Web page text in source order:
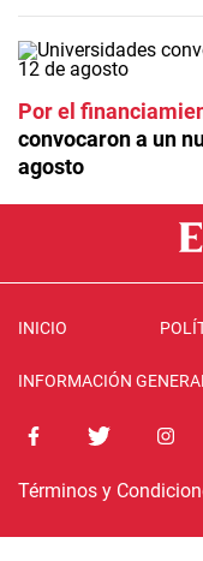
Por el
convocaron a un
agosto
INICIO
INFORMACIÓN
Términos y